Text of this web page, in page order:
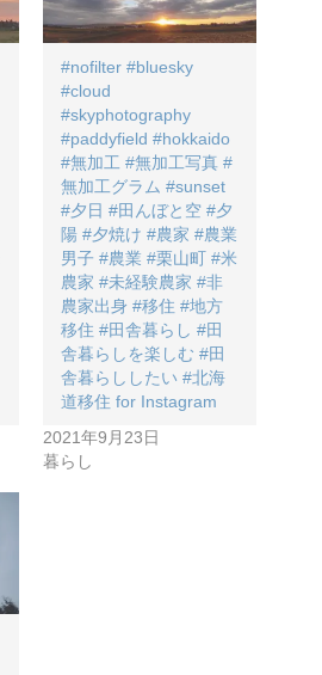
#nofilter #bluesky
#cloud
#skyphotography
#paddyfield #hokkaido
#無加工 #無加工写真 #
無加工グラム #sunset
#夕日 #田んぼと空 #夕
陽 #夕焼け #農家 #農業
男子 #農業 #栗山町 #米
農家 #未経験農家 #非
農家出身 #移住 #地方
移住 #田舎暮らし #田
舎暮らしを楽しむ #田
舎暮らししたい #北海
道移住 for Instagram
2021年9月23日
暮らし